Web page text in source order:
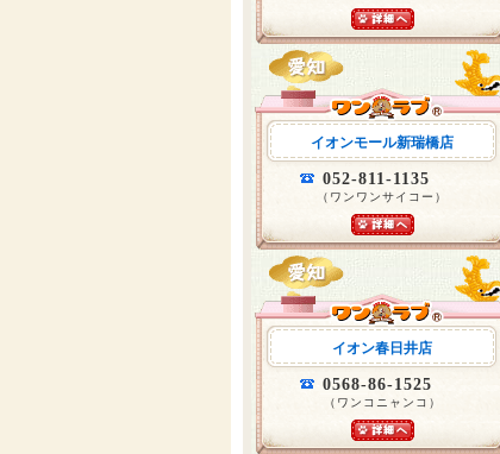
イオンモール新瑞橋店
052-811-1135
（ワンワンサイコー）
イオン春日井店
0568-86-1525
（ワンコニャンコ）